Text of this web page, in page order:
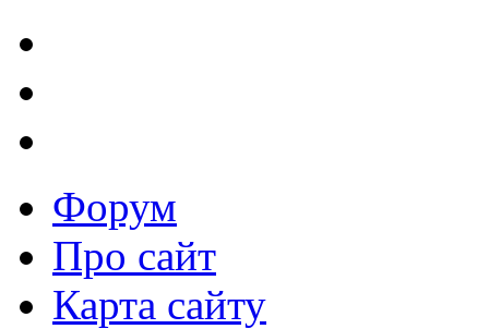
Форум
Про сайт
Карта сайту